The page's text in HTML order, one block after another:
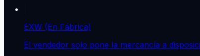
EXW (En Fábrica)
El vendedor solo pone la mercancía a